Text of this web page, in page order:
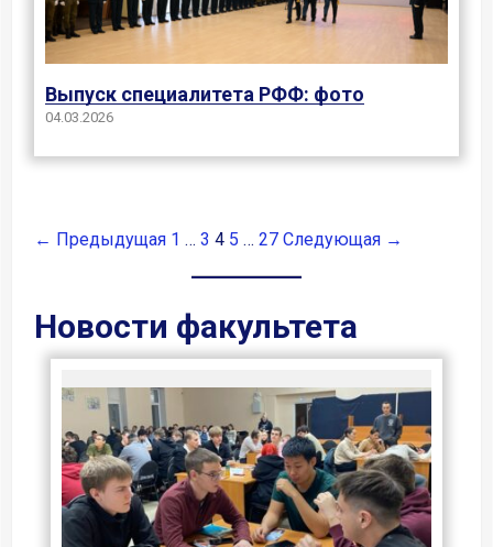
Выпуск специалитета РФФ: фото
04.03.2026
← Предыдущая 1 … 3 4 5 … 27 Следующая →
Новости факультета